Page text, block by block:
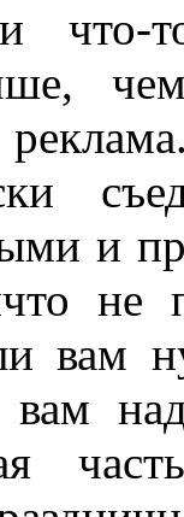
что-
и
не
вам
вам